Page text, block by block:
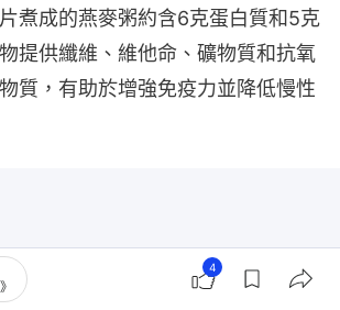
煮成的燕麥粥約含6克蛋白質和5克
提供纖維、維他命、礦物質和抗氧
質，有助於增強免疫力並降低慢性
4